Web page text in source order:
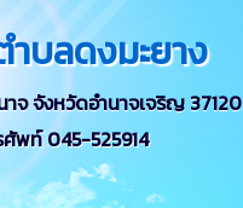
ำบลดงมะยาง
จ จังหวัดอำนาจเจริญ 37120
ศัพท์ 045-525914